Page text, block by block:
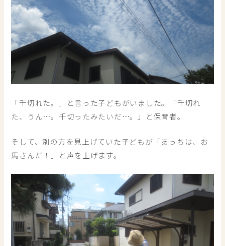
「千切れた。」と言った子どもがいました。「千切れ
た、うん…。千切ったみたいだ…。」と保育者。
そして、別の方を見上げていた子どもが「あっちは、お
馬さんだ！」と声を上げます。